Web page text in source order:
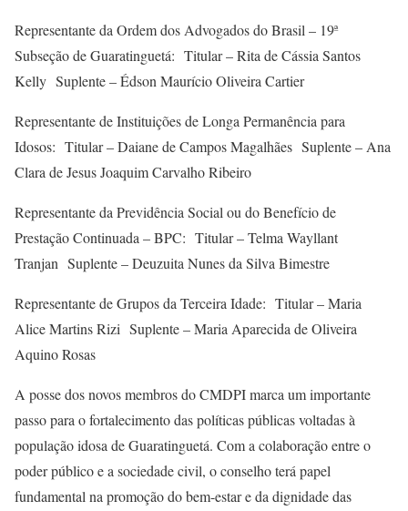
Representante da Ordem dos Advogados do Brasil – 19ª
Subseção de Guaratinguetá: Titular – Rita de Cássia Santos
Kelly Suplente – Édson Maurício Oliveira Cartier
Representante de Instituições de Longa Permanência para
Idosos: Titular – Daiane de Campos Magalhães Suplente – Ana
Clara de Jesus Joaquim Carvalho Ribeiro
Representante da Previdência Social ou do Benefício de
Prestação Continuada – BPC: Titular – Telma Wayllant
Tranjan Suplente – Deuzuita Nunes da Silva Bimestre
Representante de Grupos da Terceira Idade: Titular – Maria
Alice Martins Rizi Suplente – Maria Aparecida de Oliveira
Aquino Rosas
A posse dos novos membros do CMDPI marca um importante
passo para o fortalecimento das políticas públicas voltadas à
população idosa de Guaratinguetá. Com a colaboração entre o
poder público e a sociedade civil, o conselho terá papel
fundamental na promoção do bem-estar e da dignidade das